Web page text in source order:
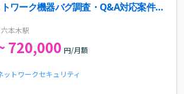
トワーク機器バグ調査・Q&A対応案件・
本木駅
720,000 円/月額
ットワークセキュリティ